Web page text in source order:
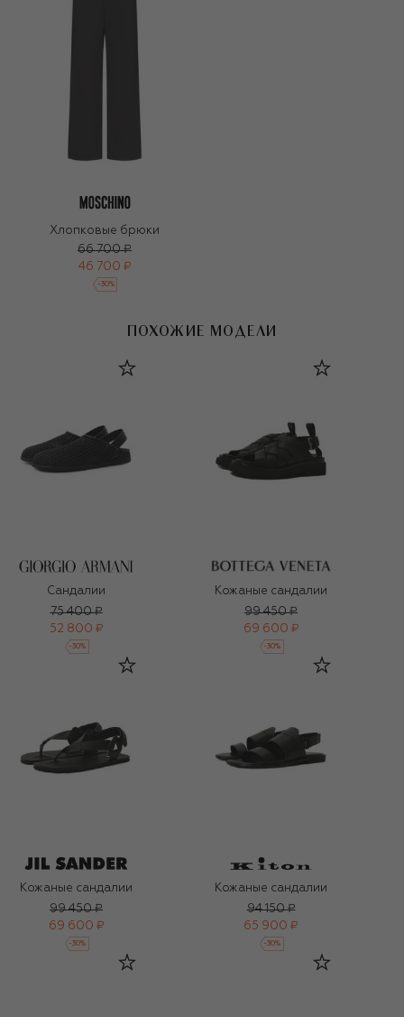
Хлопковые брюки
66 700 ₽
46 700 ₽
-30%
ПОХОЖИЕ МОДЕЛИ
Сандалии
75 400 ₽
52 800 ₽
-30%
Кожаные сандалии
99 450 ₽
69 600 ₽
-30%
Кожаные сандалии
99 450 ₽
69 600 ₽
-30%
Кожаные сандалии
94 150 ₽
65 900 ₽
-30%